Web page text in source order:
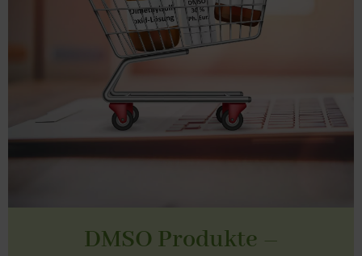
DMSO Produkte –